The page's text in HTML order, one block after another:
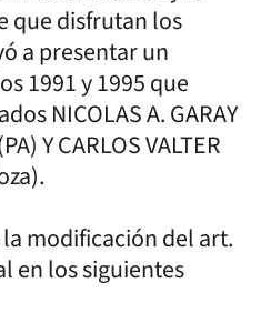
que disfrutan los
a presentar un
1991 y 1995 que
NICOLAS A. GARAY
Y CARLOS VALTER
modificación del art.
en los siguientes